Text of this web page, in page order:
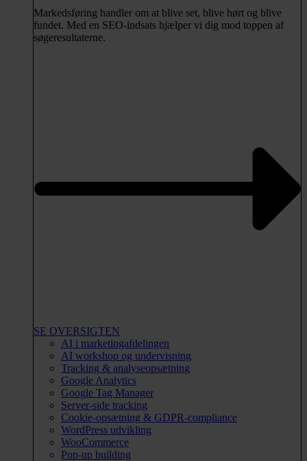
Markedsføring handler om at blive set, blive hørt og blive
fundet. Med en SEO-indsats hjælper vi dig mod toppen af
søgeresultaterne.
SE OVERSIGTEN
AI i marketingafdelingen
AI workshop og undervisning
Tracking & analyseopsætning
Google Analytics
Google Tag Manager
Server-side tracking
Cookie-opsætning & GDPR-compliance
WordPress udvikling
WooCommerce
Pop-up building